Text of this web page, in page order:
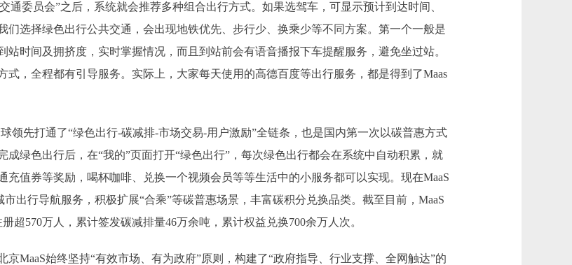
通委员会”之后，系统就会推荐多种组合出行方式。如果选驾车，可显示预计到达时间、
们选择绿色出行公共交通，会出现地铁优先、步行少、换乘少等不同方案。第一个一般是
时间及拥挤度，实时掌握情况，而且到站前会有语音播报下车提醒服务，避免坐过站。
，全程都有引导服务。实际上，大家每天使用的高德百度等出行服务，都是得到了Maas
先打通了“绿色出行-碳减排-市场交易-用户激励”全链条，也是国内第一次以碳普惠方式
绿色出行后，在“我的”页面打开“绿色出行”，每次绿色出行都会在系统中自动积累，就
值券等奖励，喝杯咖啡、兑换一个视频会员等等生活中的小服务都可以实现。现在MaaS
出行导航服务，积极扩展“合乘”等碳普惠场景，丰富碳积分兑换品类。截至目前，MaaS
超570万人，累计签发碳减排量46万余吨，累计权益兑换700余万人次。
MaaS始终坚持“有效市场、有为政府”原则，构建了“政府指导、行业支撑、全网触达”的